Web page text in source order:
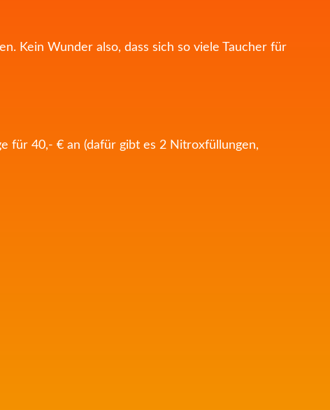
Kein Wunder also, dass sich so viele Taucher für
für 40,- € an (dafür gibt es 2 Nitroxfüllungen,